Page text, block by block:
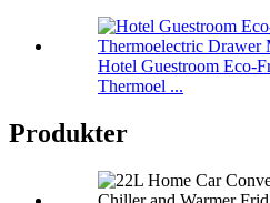
Hotel Guestroom Eco-
Thermoel ...
Produkter